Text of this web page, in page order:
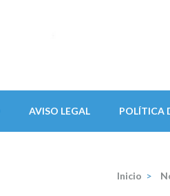
AVISO LEGAL POLÍTICA
Inicio >